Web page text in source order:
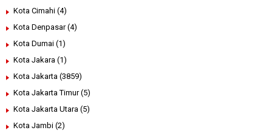
Kota Cimahi (4)
Kota Denpasar (4)
Kota Dumai (1)
Kota Jakara (1)
Kota Jakarta (3859)
Kota Jakarta Timur (5)
Kota Jakarta Utara (5)
Kota Jambi (2)